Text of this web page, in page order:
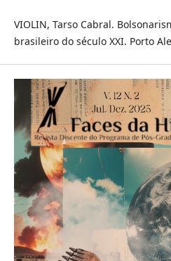
VIOLIN, Tarso Cabral.
brasileiro do século XXI. Porto